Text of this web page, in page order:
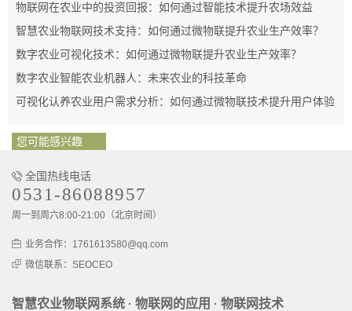
物联网在农业中的投资回报：如何通过智能技术提升农场效益
智慧农业物联网技术支持：如何通过微物联提升农业生产效率？
数字农业可视化技术：如何通过微物联提升农业生产效率？
数字农业智能农业机器人：未来农业的科技革命
可视化认养农业用户需求分析：如何通过微物联技术提升用户体验
您可能感兴趣
全国热线电话
0531-86088957
周一到周六8:00-21:00（北京时间）
业务合作：1761613580@qq.com
微信联系：SEOCEO
智慧农业物联网系统 · 物联网的应用 · 物联网技术